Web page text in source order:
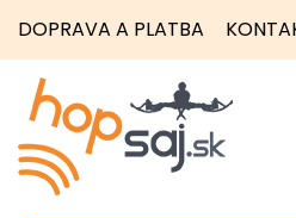
DOPRAVA A PLATBA